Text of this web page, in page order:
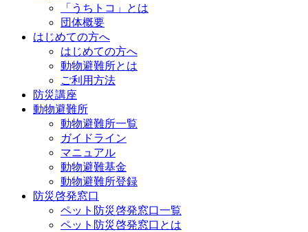
「うちトコ」とは
団体概要
はじめての方へ
はじめての方へ
動物避難所とは
ご利用方法
防災講座
動物避難所
動物避難所一覧
ガイドライン
マニュアル
動物避難基金
動物避難所登録
防災啓発窓口
ペット防災啓発窓口一覧
ペット防災啓発窓口とは